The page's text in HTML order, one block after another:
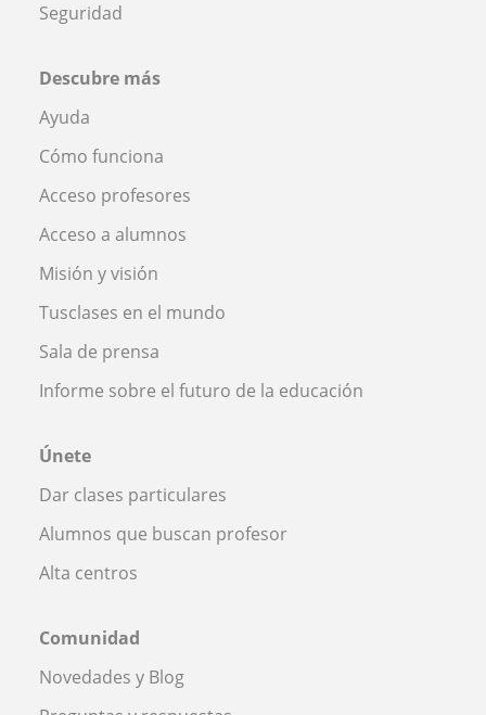
Seguridad
Descubre más
Ayuda
Cómo funciona
Acceso profesores
Acceso a alumnos
Misión y visión
Tusclases en el mundo
Sala de prensa
Informe sobre el futuro de la educación
Únete
Dar clases particulares
Alumnos que buscan profesor
Alta centros
Comunidad
Novedades y Blog